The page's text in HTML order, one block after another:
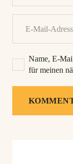
Name, E-
für meinen